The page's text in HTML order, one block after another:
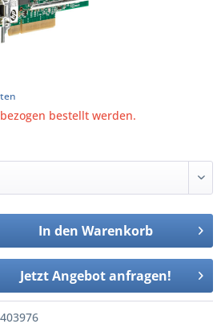
bestellt werden.
In den Warenkorb
Jetzt Angebot anfragen!
403976